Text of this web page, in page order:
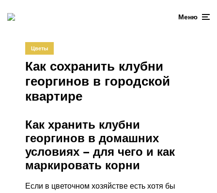
Меню
Цветы
Как сохранить клубни
георгинов в городской
квартире
Как хранить клубни
георгинов в домашних
условиях − для чего и как
маркировать корни
Если в цветочном хозяйстве есть хотя бы